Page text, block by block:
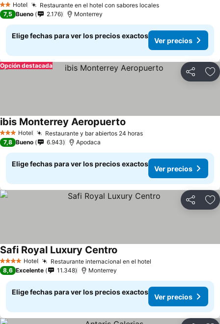
2 Estrellas
Hotel Restaurante en el hotel con sabores locales
7,5 Bueno 2.176 Monterrey
Elige fechas para ver los precios exactos
Ver precios
Compartir
Opción destacada
3 Estrellas
Hotel Restaurante y bar abiertos 24 horas
ibis Monterrey Aeropuerto
7,8 Bueno 6.943 Apodaca
Elige fechas para ver los precios exactos
Ver precios
Compartir
4 EstrellasHotel Restaurante internacional en el hotel
Safi Royal Luxury Centro
8,6 Excelente 11.348 Monterrey
Elige fechas para ver los precios exactos
Ver precios